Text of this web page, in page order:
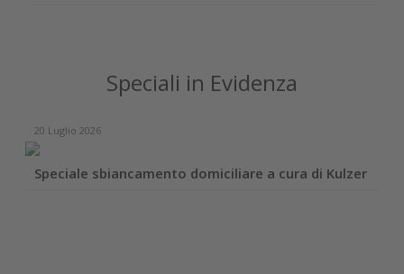
Speciali in Evidenza
20 Luglio 2026
Speciale sbiancamento domiciliare a cura di Kulzer